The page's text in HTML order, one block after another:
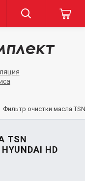
Фильтр очистки масла
TSN
HD